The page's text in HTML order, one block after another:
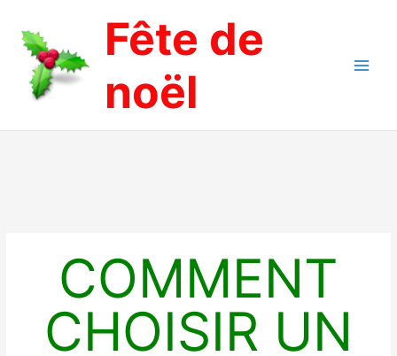
contenu
Fête de
noël
COMMENT
CHOISIR UN